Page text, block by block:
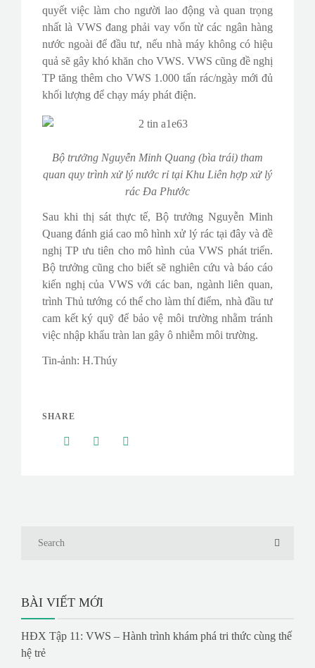
quyết việc làm cho người lao động và quan trọng
nhất là VWS đang phải vay vốn từ các ngân hàng
nước ngoài để đầu tư, nếu nhà máy không có hiệu
quả sẽ gây khó khăn cho VWS. VWS cũng đề nghị
TP tăng thêm cho VWS 1.000 tấn rác/ngày mới đủ
khối lượng để chạy máy phát điện.
Bộ trưởng Nguyễn Minh Quang (bìa trái) tham
quan quy trình xử lý nước rỉ tại Khu Liên hợp xử lý
rác Đa Phước
Sau khi thị sát thực tế, Bộ trưởng Nguyễn Minh
Quang đánh giá cao mô hình xử lý rác tại đây và đề
nghị TP ưu tiên cho mô hình của VWS phát triển.
Bộ trưởng cũng cho biết sẽ nghiên cứu và báo cáo
kiến nghị của VWS với các ban, ngành liên quan,
trình Thủ tướng có thể cho làm thí điểm, nhà đầu tư
cam kết ký quỹ để bảo vệ môi trường nhằm tránh
việc nhập khẩu tràn lan gây ô nhiễm môi trường.
Tin-ảnh: H.Thúy
SHARE
BÀI VIẾT MỚI
HĐX Tập 11: VWS – Hành trình khám phá tri thức cùng thế
hệ trẻ